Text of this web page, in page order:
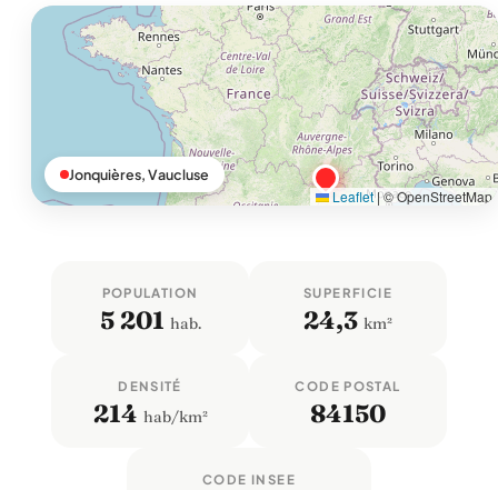
Leaflet |© OpenStreetMap
Jonquières, Vaucluse
POPULATION
5 201 hab.
SUPERFICIE
24,3 km²
DENSITÉ
214 hab/km²
CODE POSTAL
84150
CODE INSEE